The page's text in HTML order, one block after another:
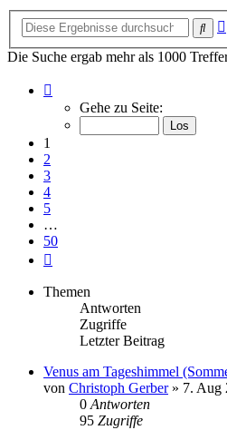
Die Suche ergab mehr als 1000
von
Gehe zu Seite:
1
2
3
4
5
…
50
Themen
Antworten
Zugriffe
Letzter Beitrag
Venus am Tageshimmel
von Christoph Gerber» 7. Aug
0 Antworten
95 Zugriffe